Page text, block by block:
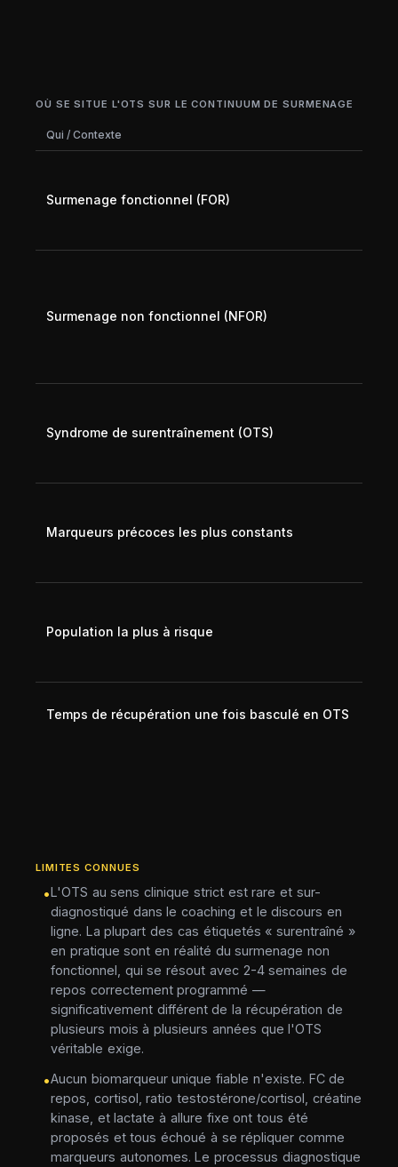
OÙ SE SITUE L'OTS SUR LE CONTINUUM DE SURMENAGE
Qui / Contexte
Surmenage fonctionnel (FOR)
Surmenage non fonctionnel (NFOR)
Syndrome de surentraînement (OTS)
Marqueurs précoces les plus constants
Population la plus à risque
Temps de récupération une fois basculé en OTS
LIMITES CONNUES
•L'OTS au sens clinique strict est rare et sur-
diagnostiqué dans le coaching et le discours en
ligne. La plupart des cas étiquetés « surentraîné »
en pratique sont en réalité du surmenage non
fonctionnel, qui se résout avec 2-4 semaines de
repos correctement programmé —
significativement différent de la récupération de
plusieurs mois à plusieurs années que l'OTS
véritable exige.
•Aucun biomarqueur unique fiable n'existe. FC de
repos, cortisol, ratio testostérone/cortisol, créatine
kinase, et lactate à allure fixe ont tous été
proposés et tous échoué à se répliquer comme
marqueurs autonomes. Le processus diagnostique